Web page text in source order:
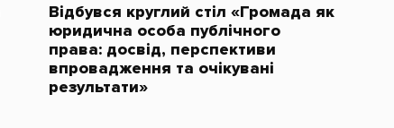
Відбувся круглий стіл «Громада як
юридична особа публічного
права: досвід, перспективи
впровадження та очікувані
результати»